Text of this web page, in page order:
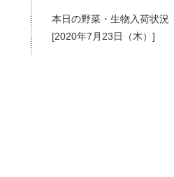
本日の野菜・生物入荷状況
[2020年7月23日（木）]